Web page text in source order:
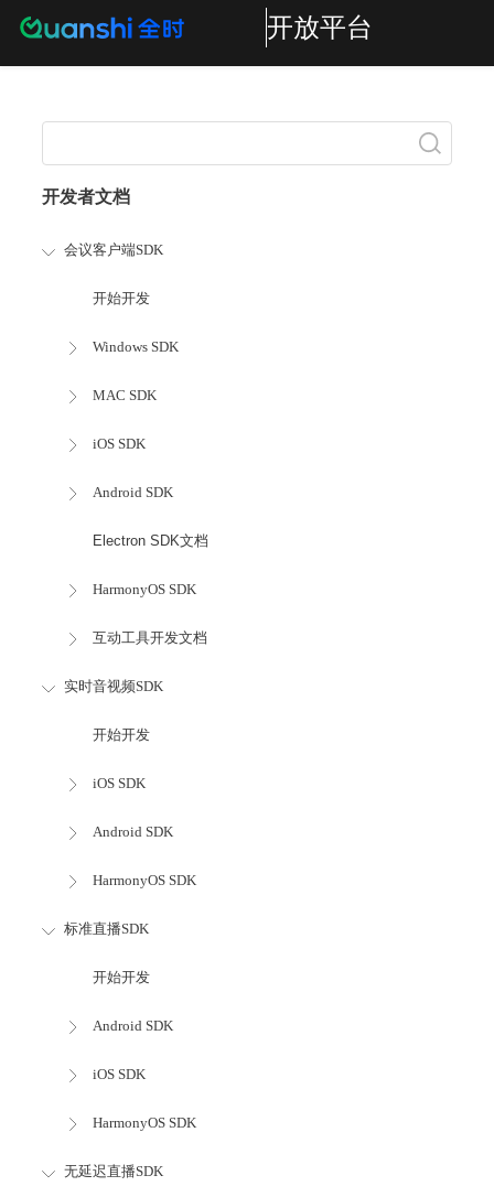
开放平台
开发者文档
会议客户端SDK
开始开发
Windows SDK
MAC SDK
iOS SDK
Android SDK
Electron SDK文档
HarmonyOS SDK
互动工具开发文档
实时音视频SDK
开始开发
iOS SDK
Android SDK
HarmonyOS SDK
标准直播SDK
开始开发
Android SDK
iOS SDK
HarmonyOS SDK
无延迟直播SDK